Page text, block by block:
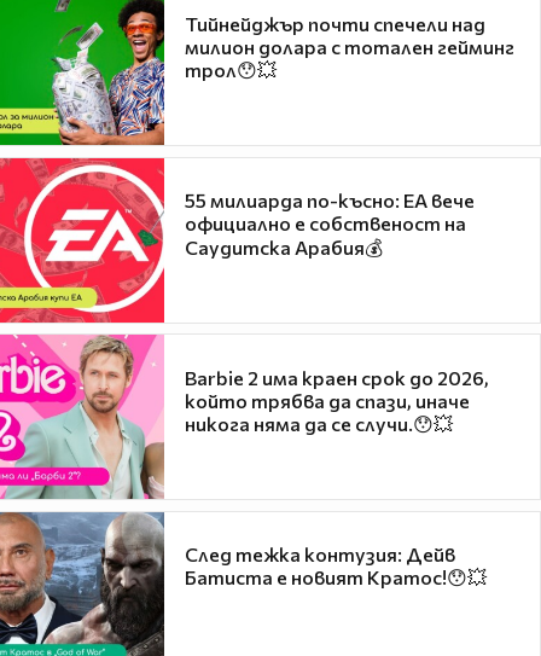
Тийнейджър почти спечели над
милион долара с тотален гейминг
трол😯💥
55 милиарда по-късно: EA вече
официално е собственост на
Саудитска Арабия💰
Barbie 2 има краен срок до 2026,
който трябва да спази, иначе
никога няма да се случи.😯💥
След тежка контузия: Дейв
Батиста е новият Кратос!😯💥